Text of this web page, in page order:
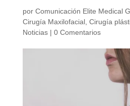
por Comunicación Elite Medical
Cirugía Maxilofacial, Cirugía
Noticias| 0 Comentarios